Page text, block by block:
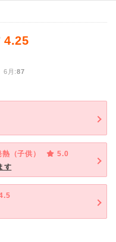
4.25
月:87
（子供）
5.0
す